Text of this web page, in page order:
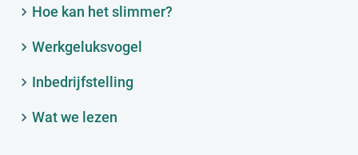
Hoe kan het slimmer?
Werkgeluksvogel
Inbedrijfstelling
Wat we lezen